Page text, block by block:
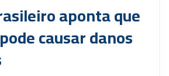
aponta que
causar danos